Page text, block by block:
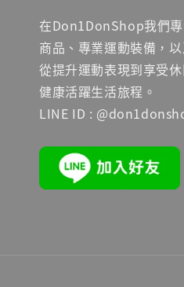
在Don1DonShop我們
商品、專業運動裝備，
從提升運動表現到享受
健康活躍生活旅程。
LINE ID :